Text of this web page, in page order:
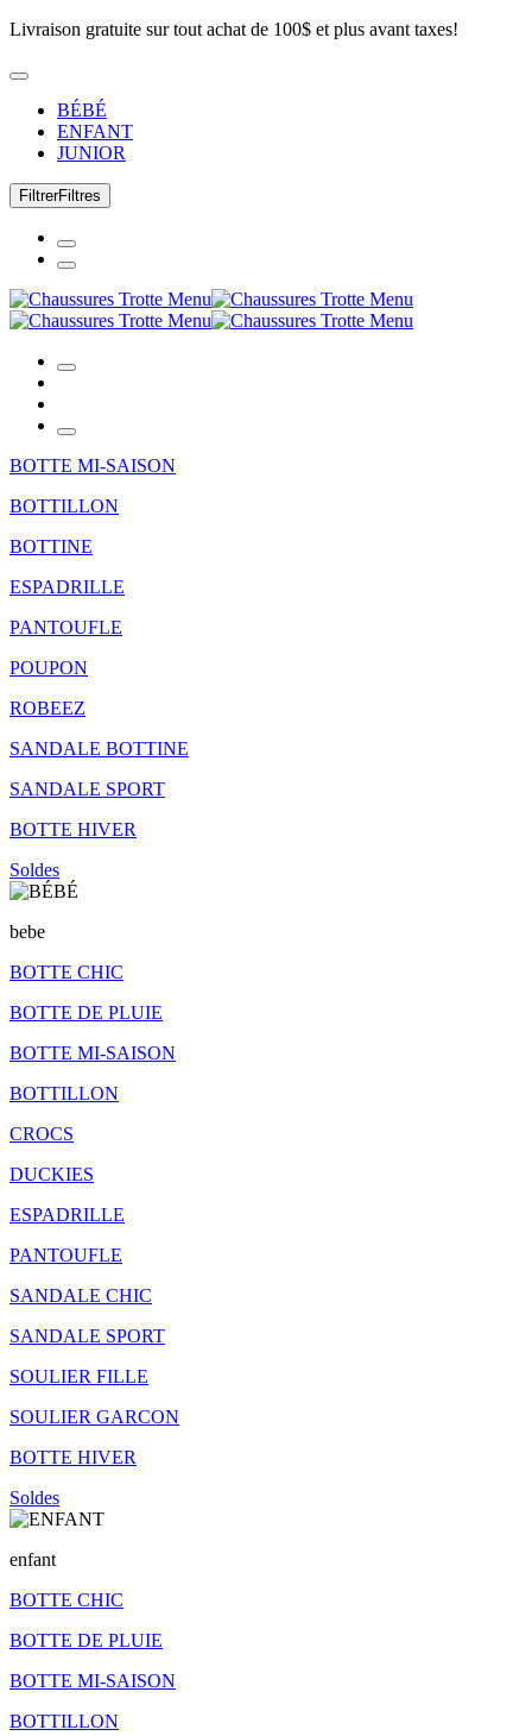
Livraison gratuite sur tout achat de 100$ et plus avant taxes!
BÉBÉ
ENFANT
JUNIOR
FiltrerFiltres
BOTTE MI-SAISON
BOTTILLON
BOTTINE
ESPADRILLE
PANTOUFLE
POUPON
ROBEEZ
SANDALE BOTTINE
SANDALE SPORT
BOTTE HIVER
Soldes
bebe
BOTTE CHIC
BOTTE DE PLUIE
BOTTE MI-SAISON
BOTTILLON
CROCS
DUCKIES
ESPADRILLE
PANTOUFLE
SANDALE CHIC
SANDALE SPORT
SOULIER FILLE
SOULIER GARCON
BOTTE HIVER
Soldes
enfant
BOTTE CHIC
BOTTE DE PLUIE
BOTTE MI-SAISON
BOTTILLON